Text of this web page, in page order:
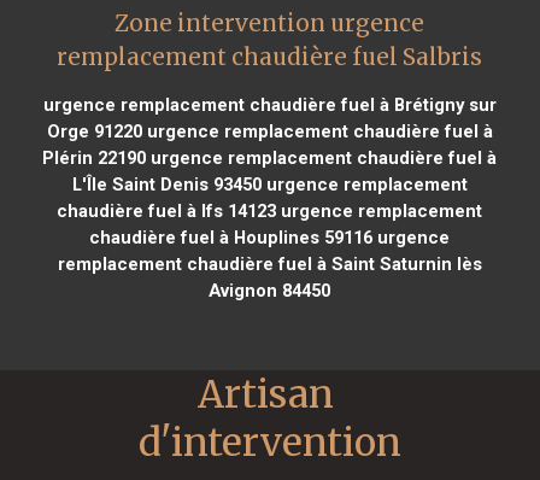
Zone intervention urgence
remplacement chaudière fuel Salbris
urgence remplacement chaudière fuel à Brétigny sur
Orge 91220urgence remplacement chaudière fuel à
Plérin 22190 urgence remplacement chaudière fuel à
L'Île Saint Denis 93450urgence remplacement
chaudière fuel à Ifs 14123 urgence remplacement
chaudière fuel à Houplines 59116 urgence
remplacement chaudière fuel à Saint Saturnin lès
Avignon 84450
Artisan
d'intervention